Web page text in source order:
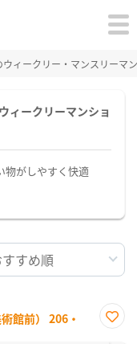
ウィークリー・マンスリーマ
ィークリーマンショ
物がしやすく快適
館前） 206・